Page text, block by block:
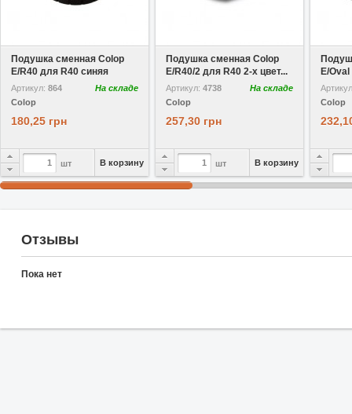
Подушка сменная Colop
E/R40 для R40 синяя
Артикул: 864
На складе
Colop
180,25 грн
шт В корзину
Подушка сменная Colop
E/R40/2 для R40 2-х цвет...
Артикул: 4738
На складе
Colop
257,30 грн
шт В корзину
E/
Colop
Отзывы
Пока нет